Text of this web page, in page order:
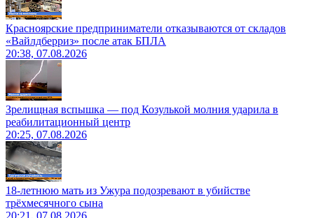
Красноярские предприниматели отказываются от складов
«Вайлдберриз» после атак БПЛА
20:38, 07.08.2026
Зрелищная вспышка — под Козулькой молния ударила в
реабилитационный центр
20:25, 07.08.2026
18-летнюю мать из Ужура подозревают в убийстве
трёхмесячного сына
20:21, 07.08.2026